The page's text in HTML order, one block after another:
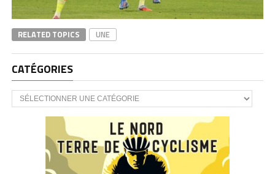
RELATED TOPICS UNE
CATÉGORIES
CATÉGORIES